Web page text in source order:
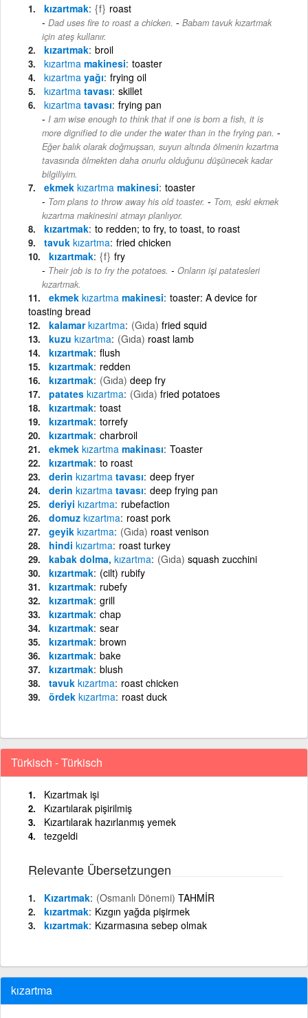
kızartmak {f} roast
Dad uses fire to roast a chicken. - Babam tavuk kızartmak
için ateş kullanır.
kızartmak broil
kızartma makinesi toaster
kızartma yağı frying oil
kızartma tavası skillet
kızartma tavası frying pan
I am wise enough to think that if one is born a fish, it is
more dignified to die under the water than in the frying pan. -
Eğer balık olarak doğmuşsan, suyun altında ölmenin kızartma
tavasında ölmekten daha onurlu olduğunu düşünecek kadar
bilgiliyim.
ekmek kızartma makinesi toaster
Tom plans to throw away his old toaster. - Tom, eski ekmek
kızartma makinesini atmayı planlıyor.
kızartmak to redden; to fry, to toast, to roast
tavuk kızartma fried chicken
kızartmak {f} fry
Their job is to fry the potatoes. - Onların işi patatesleri
kızartmak.
ekmek kızartma makinesi toaster: A device for
toasting bread
kalamarkızartma (Gıda) fried squid
kuzu kızartma (Gıda) roast lamb
kızartmak flush
kızartmak redden
kızartmak (Gıda) deep fry
patates kızartma (Gıda) fried potatoes
kızartmak toast
kızartmak torrefy
kızartmak charbroil
ekmek kızartma makinası Toaster
kızartmak to roast
derin kızartma tavası deep fryer
derin kızartma tavası deep frying pan
deriyi kızartma rubefaction
domuz kızartma roast pork
geyik kızartma (Gıda) roast venison
hindi kızartma roast turkey
kabak dolma, kızartma (Gıda) squash zucchini
kızartmak (cilt) rubify
kızartmak rubefy
kızartmak grill
kızartmak chap
kızartmak sear
kızartmak brown
kızartmak bake
kızartmak blush
tavuk kızartma roast chicken
ördek kızartma roast duck
Türkisch - Türkisch
Kızartmak işi
Kızartılarak pişirilmiş
Kızartılarak hazırlanmış yemek
tezgeldi
Relevante Übersetzungen
Kızartmak (Osmanlı Dönemi) TAHMİR
kızartmak Kızgın yağda pişirmek
kızartmak Kızarmasına sebep olmak
kızartma